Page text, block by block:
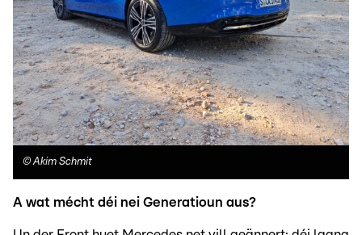
©Akim Schmit
A wat mécht déi nei Generatioun aus?